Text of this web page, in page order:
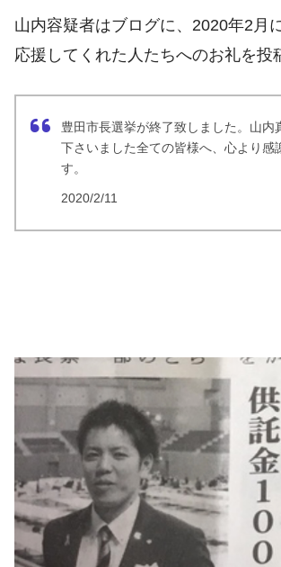
山内容疑者はブログに、2020年2月
応援してくれた人たちへのお礼を投
豊田市長選挙が終了致しました。山内
下さいました全ての皆様へ、心より感
す。
2020/2/11